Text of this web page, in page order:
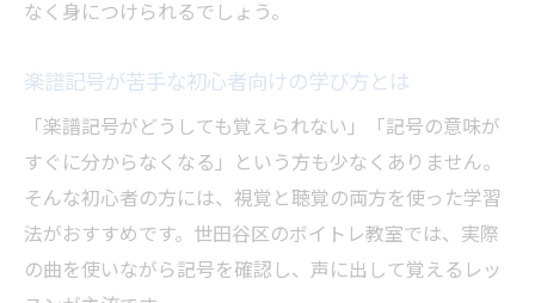
なく身につけられるでしょう。
楽譜記号が苦手な初心者向けの学び方とは
「楽譜記号がどうしても覚えられない」「記号の意味が
すぐに分からなくなる」という方も少なくありません。
そんな初心者の方には、視覚と聴覚の両方を使った学習
法がおすすめです。世田谷区のボイトレ教室では、実際
の曲を使いながら記号を確認し、声に出して覚えるレッ